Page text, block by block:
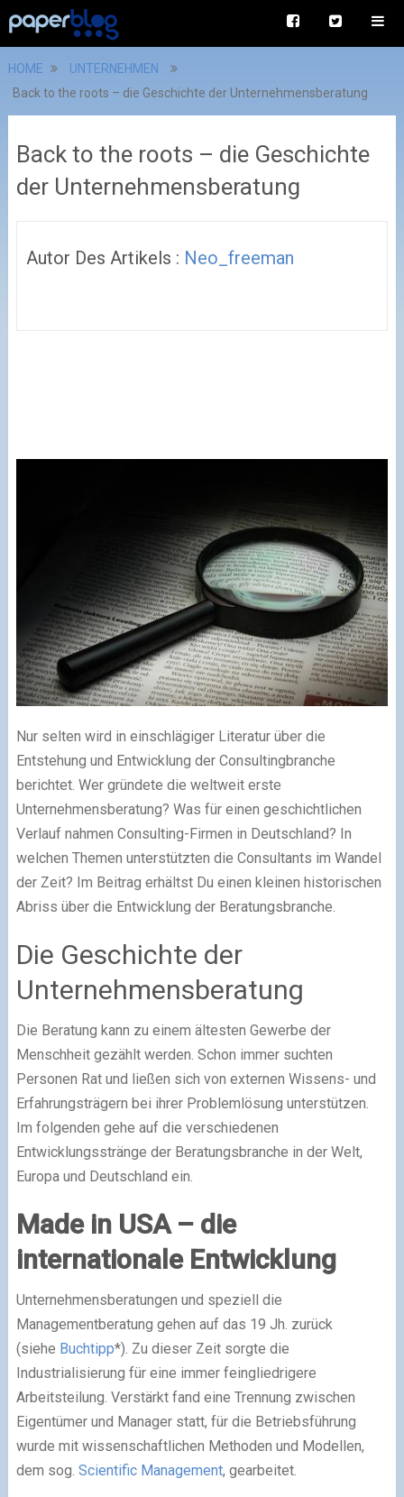
HOME
UNTERNEHMEN
Back to the roots – die Geschichte der Unternehmensberatung
Back to the roots – die Geschichte
der Unternehmensberatung
Autor Des Artikels : Neo_freeman
Nur selten wird in einschlägiger Literatur über die
Entstehung und Entwicklung der Consultingbranche
berichtet. Wer gründete die weltweit erste
Unternehmensberatung? Was für einen geschichtlichen
Verlauf nahmen Consulting-Firmen in Deutschland? In
welchen Themen unterstützten die Consultants im Wandel
der Zeit? Im Beitrag erhältst Du einen kleinen historischen
Abriss über die Entwicklung der Beratungsbranche.
Die Geschichte der
Unternehmensberatung
Die Beratung kann zu einem ältesten Gewerbe der
Menschheit gezählt werden. Schon immer suchten
Personen Rat und ließen sich von externen Wissens- und
Erfahrungsträgern bei ihrer Problemlösung unterstützen.
Im folgenden gehe auf die verschiedenen
Entwicklungsstränge der Beratungsbranche in der Welt,
Europa und Deutschland ein.
Made in USA – die
internationale Entwicklung
Unternehmensberatungen und speziell die
Managementberatung gehen auf das 19 Jh. zurück
(siehe Buchtipp*). Zu dieser Zeit sorgte die
Industrialisierung für eine immer feingliedrigere
Arbeitsteilung. Verstärkt fand eine Trennung zwischen
Eigentümer und Manager statt, für die Betriebsführung
wurde mit wissenschaftlichen Methoden und Modellen,
dem sog. Scientific Management, gearbeitet.